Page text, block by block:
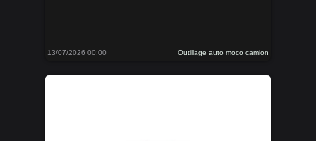
13/07/2026 00:00 Outillage auto moco camion